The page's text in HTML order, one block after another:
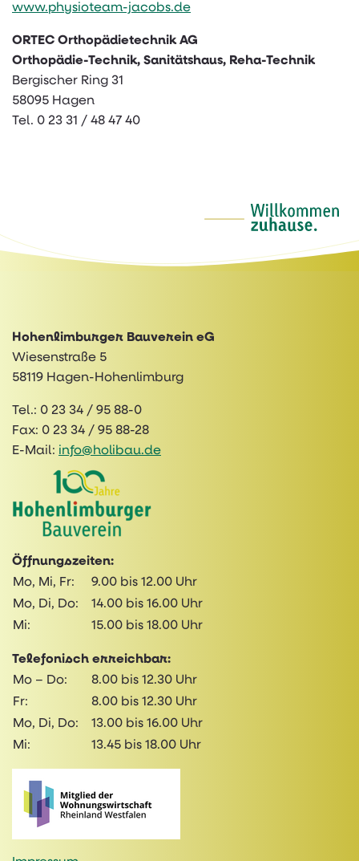
www.physioteam-jacobs.de
ORTEC Orthopädietechnik AG
Orthopädie-Technik, Sanitätshaus, Reha-Technik
Bergischer Ring 31
58095 Hagen
Tel. 0 23 31 / 48 47 40
Hohenlimburger Bauverein eG
Wiesenstraße 5
58119 Hagen-Hohenlimburg
Tel.: 0 23 34 / 95 88-0
Fax: 0 23 34 / 95 88-28
E-Mail: info@holibau.de
Öffnungszeiten:
Mo, Mi, Fr:
9.00 bis 12.00 Uhr
Mo, Di, Do:
14.00 bis 16.00 Uhr
Mi:
15.00 bis 18.00 Uhr
Telefonisch erreichbar:
Mo – Do:
8.00 bis 12.30 Uhr
Fr:
8.00 bis 12.30 Uhr
Mo, Di, Do:
13.00 bis 16.00 Uhr
Mi:
13.45 bis 18.00 Uhr